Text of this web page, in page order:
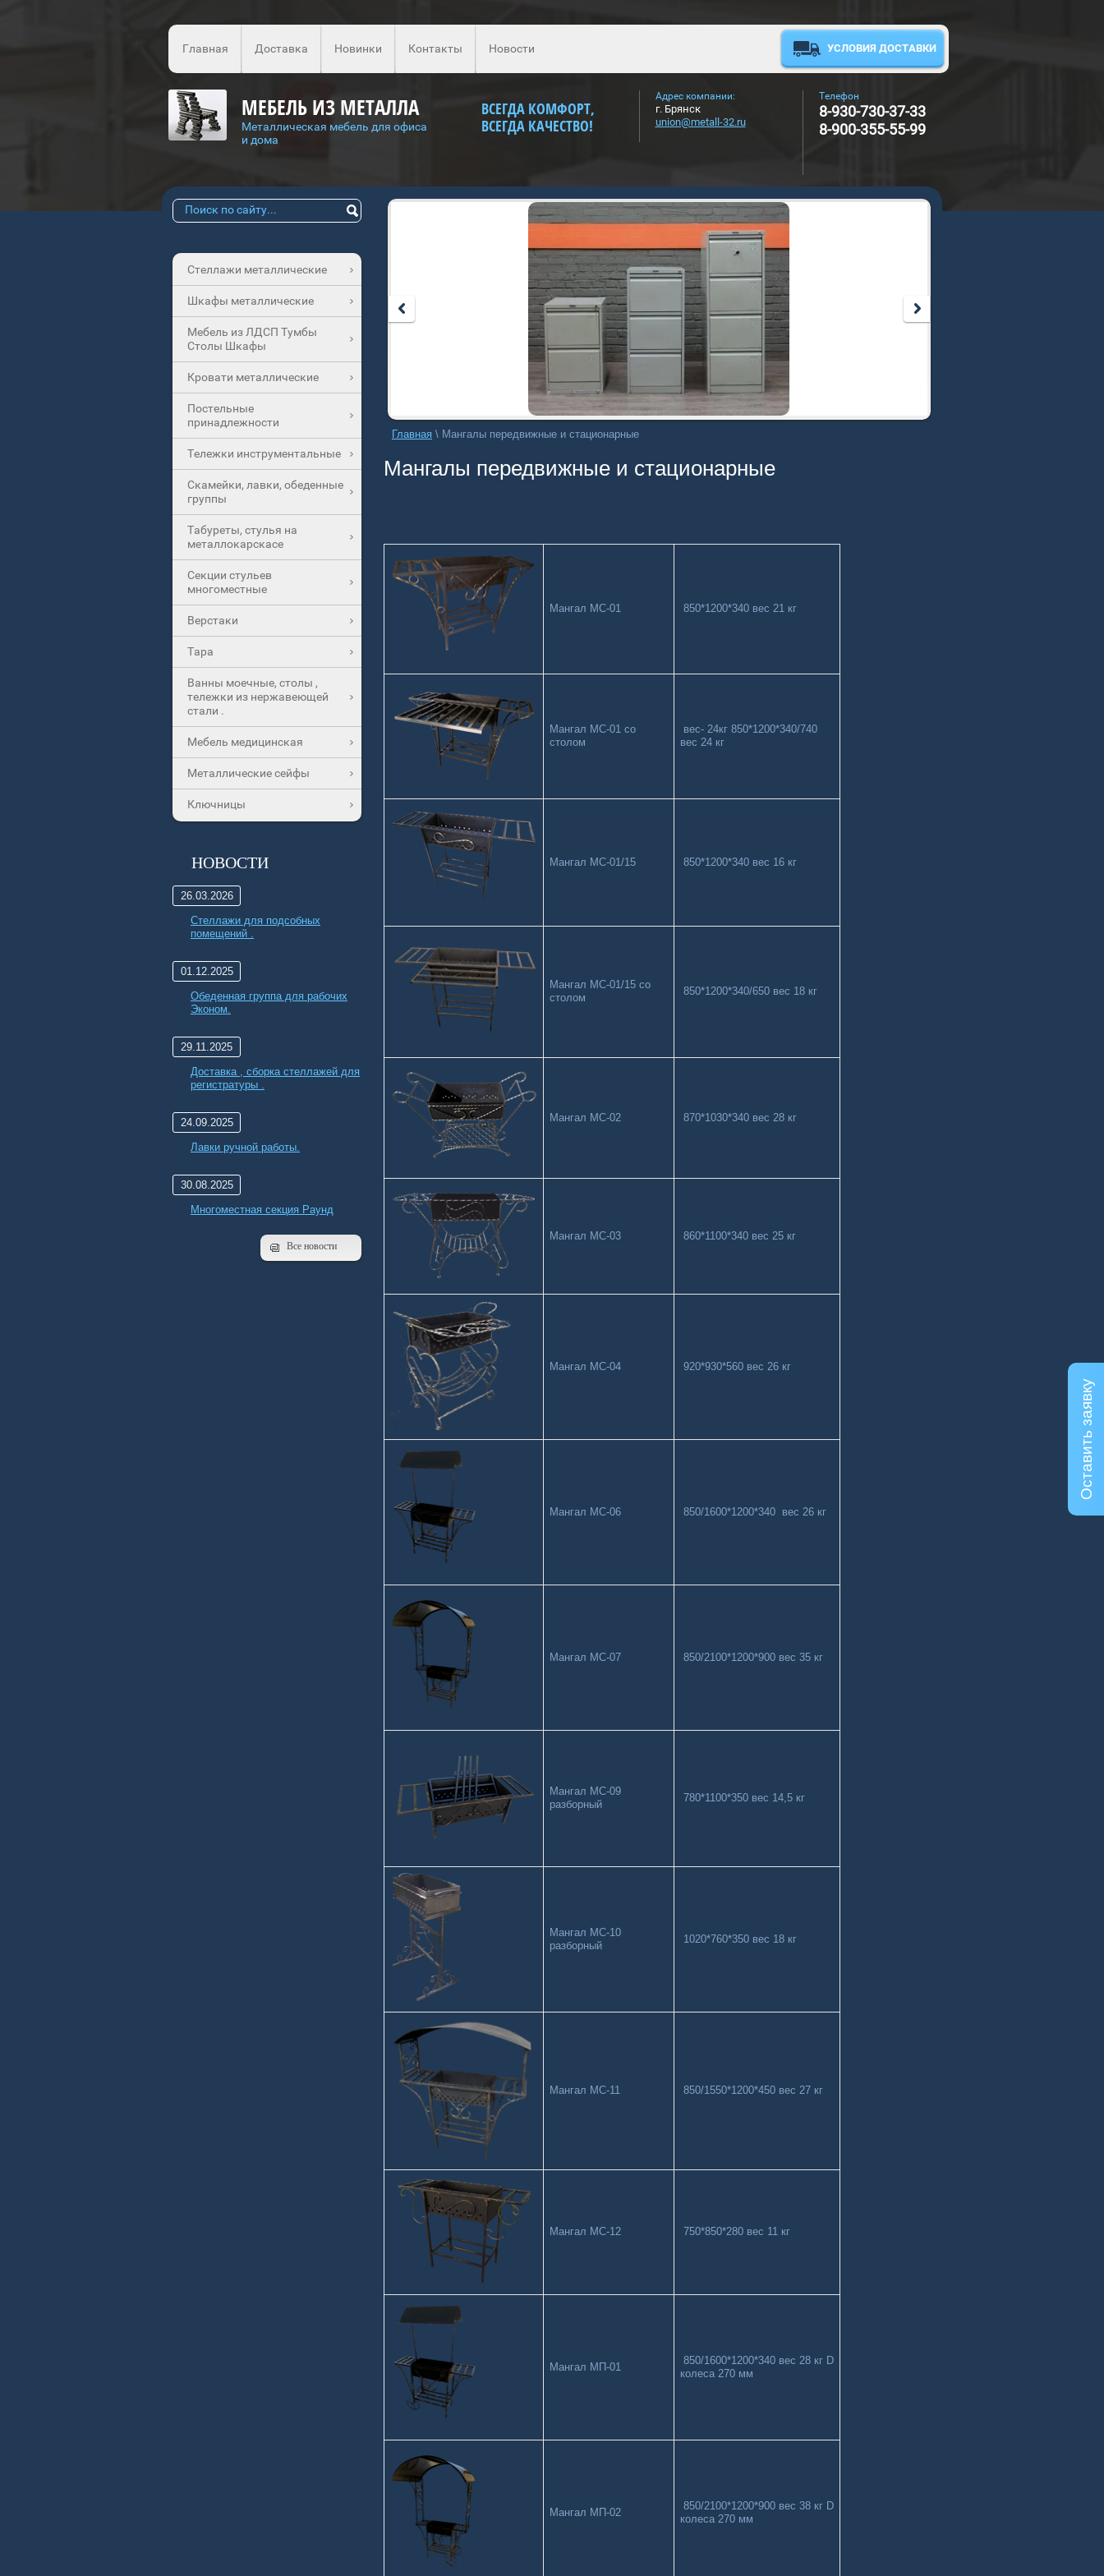
УСЛОВИЯ ДОСТАВКИ
Главная Доставка Новинки Контакты Новости
Телефон
8-930-730-37-33
8-900-355-55-99
Адрес компании:
г. Брянск
union@metall-32.ru
МЕБЕЛЬ ИЗ МЕТАЛЛА
Металлическая мебель для офиса
и дома
ВСЕГДА КОМФОРТ,
ВСЕГДА КАЧЕСТВО!
Главная \ Мангалы передвижные и стационарные
Мангалы передвижные и стационарные
Мангал МС-01 850*1200*340 вес 21 кг
Мангал МС-01 со
столом
вес- 24кг 850*1200*340/740
вес 24 кг
Мангал МС-01/15 850*1200*340 вес 16 кг
Мангал МС-01/15 со
столом
850*1200*340/650 вес 18 кг
Мангал МС-02 870*1030*340 вес 28 кг
Мангал МС-03 860*1100*340 вес 25 кг
Мангал МС-04 920*930*560 вес 26 кг
Мангал МС-06 850/1600*1200*340 вес 26 кг
Мангал МС-07 850/2100*1200*900 вес 35 кг
Мангал МС-09
разборный
780*1100*350 вес 14,5 кг
Мангал МС-10
разборный
1020*760*350 вес 18 кг
Мангал МС-11 850/1550*1200*450 вес 27 кг
Мангал МС-12 750*850*280 вес 11 кг
Мангал МП-01
850/1600*1200*340 вес 28 кг D
колеса 270 мм
Мангал МП-02
850/2100*1200*900 вес 38 кг D
колеса 270 мм
Стеллажи металлические
Шкафы металлические
Мебель из ЛДСП Тумбы
Столы Шкафы
Кровати металлические
Постельные
принадлежности
Тележки инструментальные
Скамейки, лавки, обеденные
группы
Табуреты, стулья на
металлокарскасе
Секции стульев
многоместные
Верстаки
Тара
Ванны моечные, столы ,
тележки из нержавеющей
стали .
Мебель медицинская
Металлические сейфы
Ключницы
НОВОСТИ
26.03.2026
Стеллажи для подсобных
помещений .
01.12.2025
Обеденная группа для рабочих
Эконом.
29.11.2025
Доставка , сборка стеллажей для
регистратуры .
24.09.2025
Лавки ручной работы.
30.08.2025
Многоместная секция Раунд
Все новости
Оставить заявку